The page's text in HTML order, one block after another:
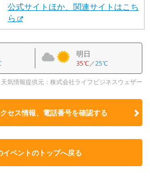
公式サイトほか、関連サイトはこち
ら
明日
35℃／25℃
天気情報提供元：株式会社ライフビジネスウェザー
セス情報、電話番号を確認する
イベントのトップへ戻る